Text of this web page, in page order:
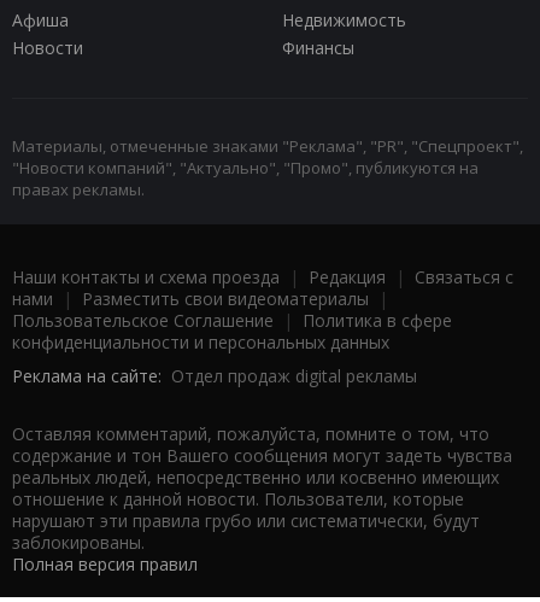
Афиша
Недвижимость
Новости
Финансы
Материалы, отмеченные знаками "Реклама", "PR", "Спецпроект",
"Новости компаний", "Актуально", "Промо", публикуются на
правах рекламы.
Наши контакты и схема проезда | Редакция | Связаться с
нами | Разместить свои видеоматериалы |
Пользовательское Соглашение |
Политика в сфере
конфиденциальности и персональных данных
Реклама на сайте: Отдел продаж digital рекламы
Оставляя комментарий, пожалуйста, помните о том, что
содержание и тон Вашего сообщения могут задеть чувства
реальных людей, непосредственно или косвенно имеющих
отношение к данной новости. Пользователи, которые
нарушают эти правила грубо или систематически, будут
заблокированы.
Полная версия правил